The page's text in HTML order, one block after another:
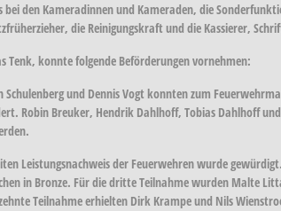
bei den Kameradinnen und Kameraden, die
die Reinigungskraft und die Kassierer,
Tenk, konnte folgende Beförderungen vornehmen:
Schulenberg und Dennis Vogt konnten zum
Robin Breuker, Hendrik Dahlhoff, Tobias Dahlhoff
Leistungsnachweis der Feuerwehren wurde
in Bronze. Für die dritte Teilnahme wurden Malte
Teilnahme erhielten Dirk Krampe und Nils